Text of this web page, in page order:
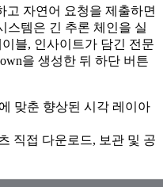
고 자연어 요청을 제출하면
스템은 긴 추론 체인을 실
블, 인사이트가 담긴 전문
을 생성한 뒤 하단 버튼
맞춘 향상된 시각 레이아
직접 다운로드, 보관 및 공